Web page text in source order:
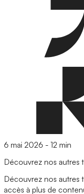
6 mai 2026 - 12 min
Découvrez nos autres
Découvrez nos autres
accès à plus de